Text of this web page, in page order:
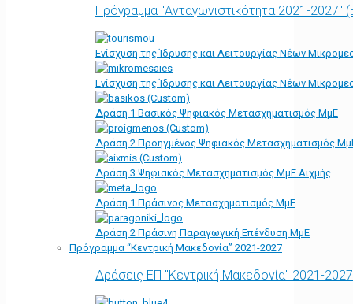
Πρόγραμμα "Ανταγωνιστικότητα 2021-
Ενίσχυση της Ίδρυσης και Λειτουργίας Νέων
Ενίσχυση της Ίδρυσης και Λειτουργίας Νέων
Δράση 1 Βασικός Ψηφιακός Μετασχηματισμός ΜμΕ
Δράση 2 Προηγμένος Ψηφιακός Μετασχηματισμός
Δράση 3 Ψηφιακός Μετασχηματισμός ΜμΕ Αιχμής
Δράση 1 Πράσινος Μετασχηματισμός ΜμΕ
Δράση 2 Πράσινη Παραγωγική Επένδυση ΜμΕ
Πρόγραμμα “Κεντρική Μακεδονία” 2021-2027
Δράσεις ΕΠ "Κεντρική Μακεδονία" 2021-2027